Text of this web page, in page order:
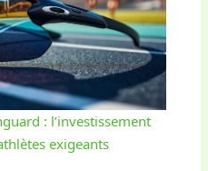
: l’investissement
exigeants